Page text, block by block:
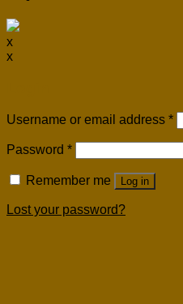
x
x
Username or email address *
Password *
Remember me Log in
Lost your password?